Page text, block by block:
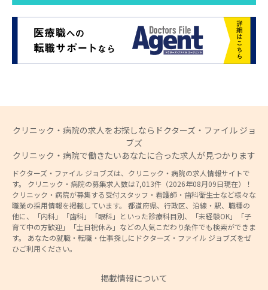
クリニック・病院の求人をお探しならドクターズ・ファイル ジョ
ブズ
クリニック・病院で働きたいあなたに合った求人が見つかります
ドクターズ・ファイル ジョブズは、クリニック・病院の求人情報サイトで
す。 クリニック・病院の募集求人数は7,013件（2026年08月09日現在）！
クリニック・病院が募集する受付スタッフ・看護師・歯科衛生士など様々な
職業の採用情報を掲載しています。 都道府県、行政区、沿線・駅、職種の
他に、「内科」「歯科」「眼科」といった診療科目別、「未経験OK」「子
育て中の方歓迎」「土日祝休み」などの人気こだわり条件でも検索ができま
す。 あなたの就職・転職・仕事探しにドクターズ・ファイル ジョブズをぜ
ひご利用ください。
掲載情報について